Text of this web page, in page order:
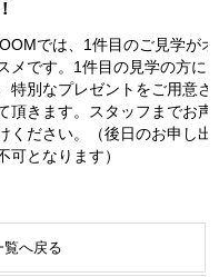
では、1件目のご見学がオ
メです。1件目の見学の方に
特別なプレゼントをご用意さ
頂きます。スタッフまでお声
ください。（後日のお申し出
可となります）
覧へ戻る